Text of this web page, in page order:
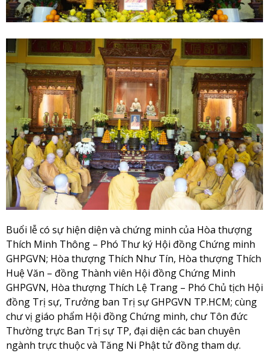
Buổi lễ có sự hiện diện và chứng minh của Hòa thượng
Thích Minh Thông – Phó Thư ký Hội đồng Chứng minh
GHPGVN; Hòa thượng Thích Như Tín, Hòa thượng Thích
Huệ Văn – đồng Thành viên Hội đồng Chứng Minh
GHPGVN, Hòa thượng Thích Lệ Trang – Phó Chủ tịch Hội
đồng Trị sự, Trưởng ban Trị sự GHPGVN TP.HCM; cùng
chư vị giáo phẩm Hội đồng Chứng minh, chư Tôn đức
Thường trực Ban Trị sự TP, đại diện các ban chuyên
ngành trực thuộc và Tăng Ni Phật tử đồng tham dự.